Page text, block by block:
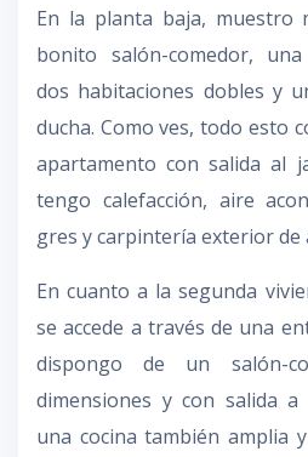
En la planta baja, muestro
bonito salón-comedor,
dos habitaciones dobles y
ducha. Como ves, todo esto
apartamento con salida al
tengo calefacción, aire
gres y carpintería exterior de
En cuanto a la segunda
se accede a través de una
dispongo de un salón-
dimensiones y con salida
una cocina también amplia